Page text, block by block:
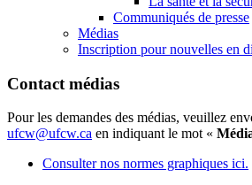
Communiqués de presse
Médias
Inscription pour nouvelles en
Contact médias
Pour les demandes des médias, veuillez
ufcw@ufcw.ca en indiquant le mot «
Consulter nos normes graphiques ici.